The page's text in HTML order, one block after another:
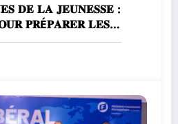
𝐃𝐄 𝐋𝐀 𝐉𝐄𝐔𝐍𝐄𝐒𝐒𝐄 :
𝐏𝐑É𝐏𝐀𝐑𝐄𝐑 𝐋𝐄𝐒
𝐃𝐔